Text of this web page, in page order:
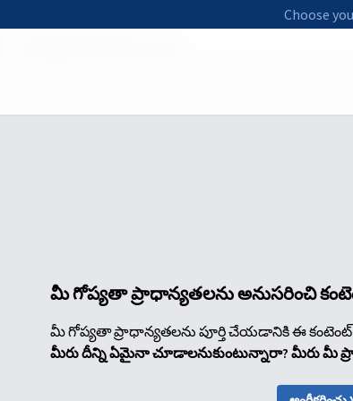
Choose
మీ గోప్యతా ప్రాధాన్యతలను అనుసరించి
మీ గోప్యతా ప్రాధాన్యతలను పూర్తి చేయడానికి ఈ కంటెంట్
మీరు దీన్ని ఏమైనా చూడాలనుకుంటున్నారా? మీరు మీ